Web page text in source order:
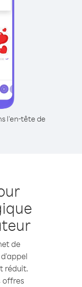
l'en-tête de
de
réduit.
offres